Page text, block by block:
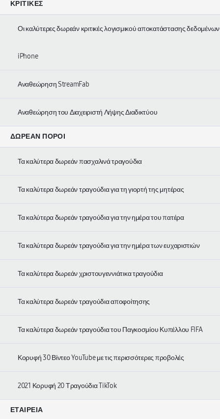
ΚΡΙΤΙΚΈΣ
Οι καλύτερες δωρεάν κριτικές λογισμικού αποκατάστασης δεδομένων
iPhone
Αναθεώρηση StreamFab
Αναθεώρηση του Διαχειριστή Λήψης Διαδικτύου
ΔΩΡΕΆΝ ΠΌΡΟΙ
Τα καλύτερα δωρεάν πασχαλινά τραγούδια
Τα καλύτερα δωρεάν τραγούδια για τη γιορτή της μητέρας
Τα καλύτερα δωρεάν τραγούδια για την ημέρα του πατέρα
Τα καλύτερα δωρεάν τραγούδια για την ημέρα των ευχαριστιών
Τα καλύτερα δωρεάν χριστουγεννιάτικα τραγούδια
Τα καλύτερα δωρεάν τραγούδια αποφοίτησης
Τα καλύτερα δωρεάν τραγούδια του Παγκοσμίου Κυπέλλου FIFA
Κορυφή 30 Βίντεο YouTube με τις περισσότερες προβολές
2021 Κορυφή 20 Τραγούδια TikTok
ΕΤΑΙΡΕΊΑ